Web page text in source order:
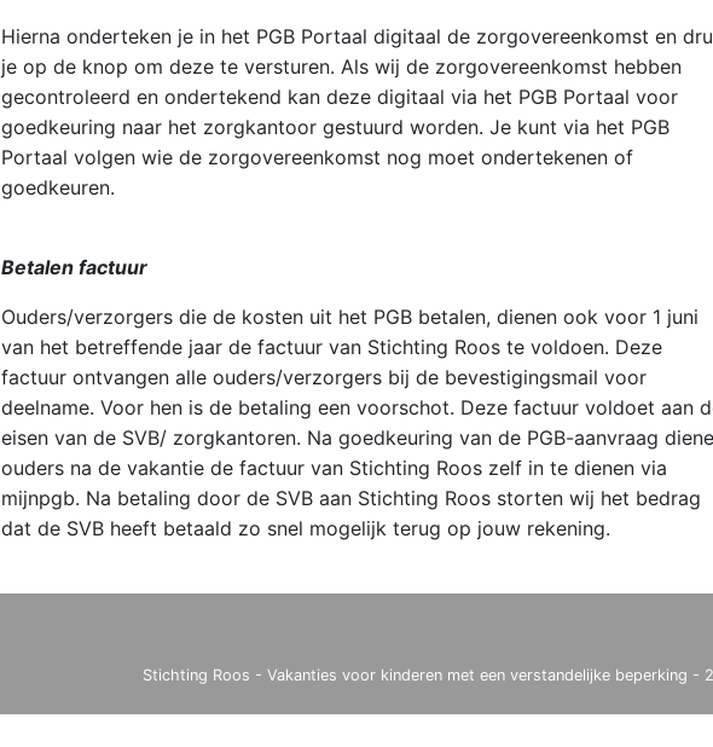
Hierna onderteken je in het PGB Portaal digitaal de zorgovereenkomst en
je op de knop om deze te versturen. Als wij de zorgovereenkomst hebben
gecontroleerd en ondertekend kan deze digitaal via het PGB Portaal voor
goedkeuring naar het zorgkantoor gestuurd worden. Je kunt via het PGB
Portaal volgen wie de zorgovereenkomst nog moet ondertekenen of
goedkeuren.
Betalen factuur
Ouders/verzorgers die de kosten uit het PGB betalen, dienen ook voor 1 juni
van het betreffende jaar de factuur van Stichting Roos te voldoen. Deze
factuur ontvangen alle ouders/verzorgers bij de bevestigingsmail voor
deelname. Voor hen is de betaling een voorschot. Deze factuur voldoet aan
eisen van de SVB/ zorgkantoren. Na goedkeuring van de PGB-aanvraag
ouders na de vakantie de factuur van Stichting Roos zelf in te dienen via
mijnpgb. Na betaling door de SVB aan Stichting Roos storten wij het bedrag
dat de SVB heeft betaald zo snel mogelijk terug op jouw rekening.
Stichting Roos - Vakanties voor kinderen met een verstandelijke beperking -